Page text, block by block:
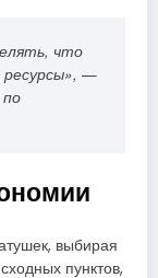
что
ресурсы», —
выбирая
пунктов,